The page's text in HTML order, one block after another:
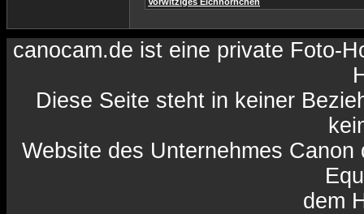
canocam.de ist eine private Foto-
Diese Seite steht in keiner
Website des Unternehmes
dem